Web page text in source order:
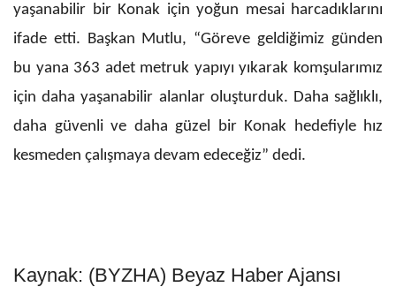
yaşanabilir bir Konak için yoğun mesai harcadıklarını
ifade etti. Başkan Mutlu, “Göreve geldiğimiz günden
bu yana 363 adet metruk yapıyı yıkarak komşularımız
için daha yaşanabilir alanlar oluşturduk. Daha sağlıklı,
daha güvenli ve daha güzel bir Konak hedefiyle hız
kesmeden çalışmaya devam edeceğiz” dedi.
Kaynak: (BYZHA) Beyaz Haber Ajansı